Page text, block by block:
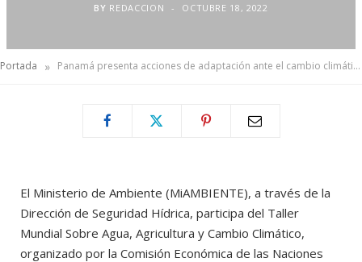
BY REDACCION OCTUBRE 18, 2022
Portada » Panamá presenta acciones de adaptación ante el cambio climático, en Ginebra Suiza
El Ministerio de Ambiente (MiAMBIENTE), a través de la
Dirección de Seguridad Hídrica, participa del Taller
Mundial Sobre Agua, Agricultura y Cambio Climático,
organizado por la Comisión Económica de las Naciones